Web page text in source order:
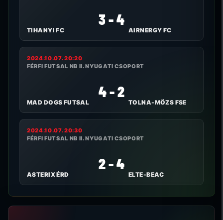
TIHANYI FC
3 - 4
AIRNERGY FC
2024.10.07. 20:20
FÉRFI FUTSAL NB II. NYUGATI CSOPORT
MAD DOGS FUTSAL
4 - 2
TOLNA-MÖZS FSE
2024.10.07. 20:30
FÉRFI FUTSAL NB II. NYUGATI CSOPORT
ASTERIX ÉRD
2 - 4
ELTE-BEAC